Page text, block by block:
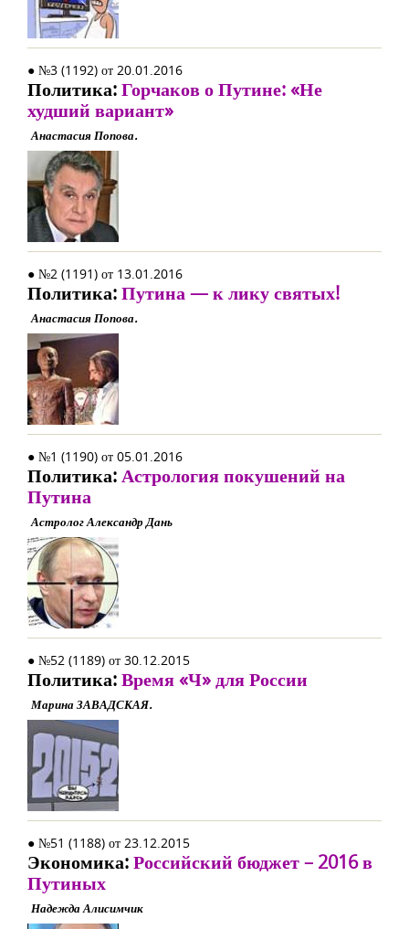
● №3 (1192) от 20.01.2016
Политика:Горчаков о Путине: «Не
худший вариант»
Анастасия Попова.
● №2 (1191) от 13.01.2016
Политика:Путина — к лику святых!
Анастасия Попова.
● №1 (1190) от 05.01.2016
Политика:Астрология покушений на
Путина
Астролог Александр Дань
● №52 (1189) от 30.12.2015
Политика:Время «Ч» для России
Марина ЗАВАДСКАЯ.
● №51 (1188) от 23.12.2015
Экономика:Российский бюджет – 2016 в
Путиных
Надежда Алисимчик